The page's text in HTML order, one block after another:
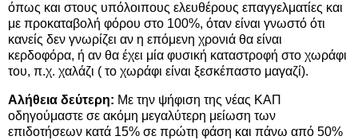
όπως και στους υπόλοιπους ελευθέρους επαγγελματίες και
με προκαταβολή φόρου στο 100%, όταν είναι γνωστό ότι
κανείς δεν γνωρίζει αν η επόμενη χρονιά θα είναι
κερδοφόρα, ή αν θα έχει μία φυσική καταστροφή στο χωράφι
του, π.χ. χαλάζι ( το χωράφι είναι ξεσκέπαστο μαγαζί).
Αλήθεια δεύτερη: Με την ψήφιση της νέας ΚΑΠ
οδηγούμαστε σε ακόμη μεγαλύτερη μείωση των
επιδοτήσεων κατά 15% σε πρώτη φάση και πάνω από 50%